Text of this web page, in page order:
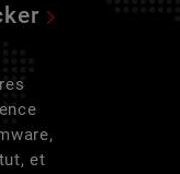
et